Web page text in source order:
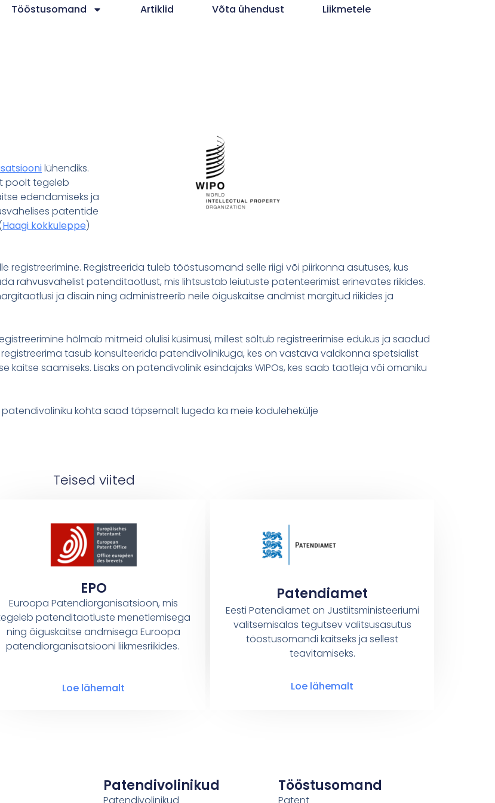
Tööstusomand Artiklid Võta ühendust Liikmetele
lühendiks.
poolt tegeleb
edendamiseks ja
patentide
Haagi kokkuleppe)
registreerimine. Registreerida tuleb tööstusomand selle riigi või piirkonna asutuses, kus
rahvusvahelist patenditaotlust, mis lihtsustab leiutuste patenteerimist erinevates riikides.
ja disain ning administreerib neile õiguskaitse andmist märgitud riikides ja
hõlmab mitmeid olulisi küsimusi, millest sõltub registreerimise edukus ja saadud
tasub konsulteerida patendivolinikuga, kes on vastava valdkonna spetsialist
kaitse saamiseks. Lisaks on patendivolinik esindajaks WIPOs, kes saab taotleja või omaniku
kohta saad täpsemalt lugeda ka meie kodulehekülje
Teised viited
EPO
Euroopa Patendiorganisatsioon, mis
patenditaotluste menetlemisega
ning õiguskaitse andmisega Euroopa
patendiorganisatsiooni liikmesriikides.
Loe lähemalt
Patendiamet
Eesti Patendiamet on Justiitsministeeriumi
valitsemisalas tegutsev valitsusasutus
tööstusomandi kaitseks ja sellest
teavitamiseks.
Loe lähemalt
Patendivolinikud
Patendivolinikud
Tööstusomand
Patent